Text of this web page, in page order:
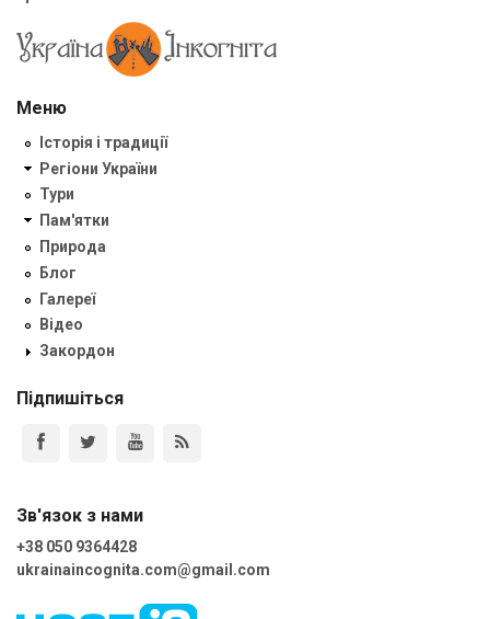
Меню
Історія і традиції
Регіони України
Тури
Пам'ятки
Природа
Блог
Галереї
Відео
Закордон
Підпишіться
Зв'язок з нами
+38 050 9364428
ukrainaincognita.com@gmail.com